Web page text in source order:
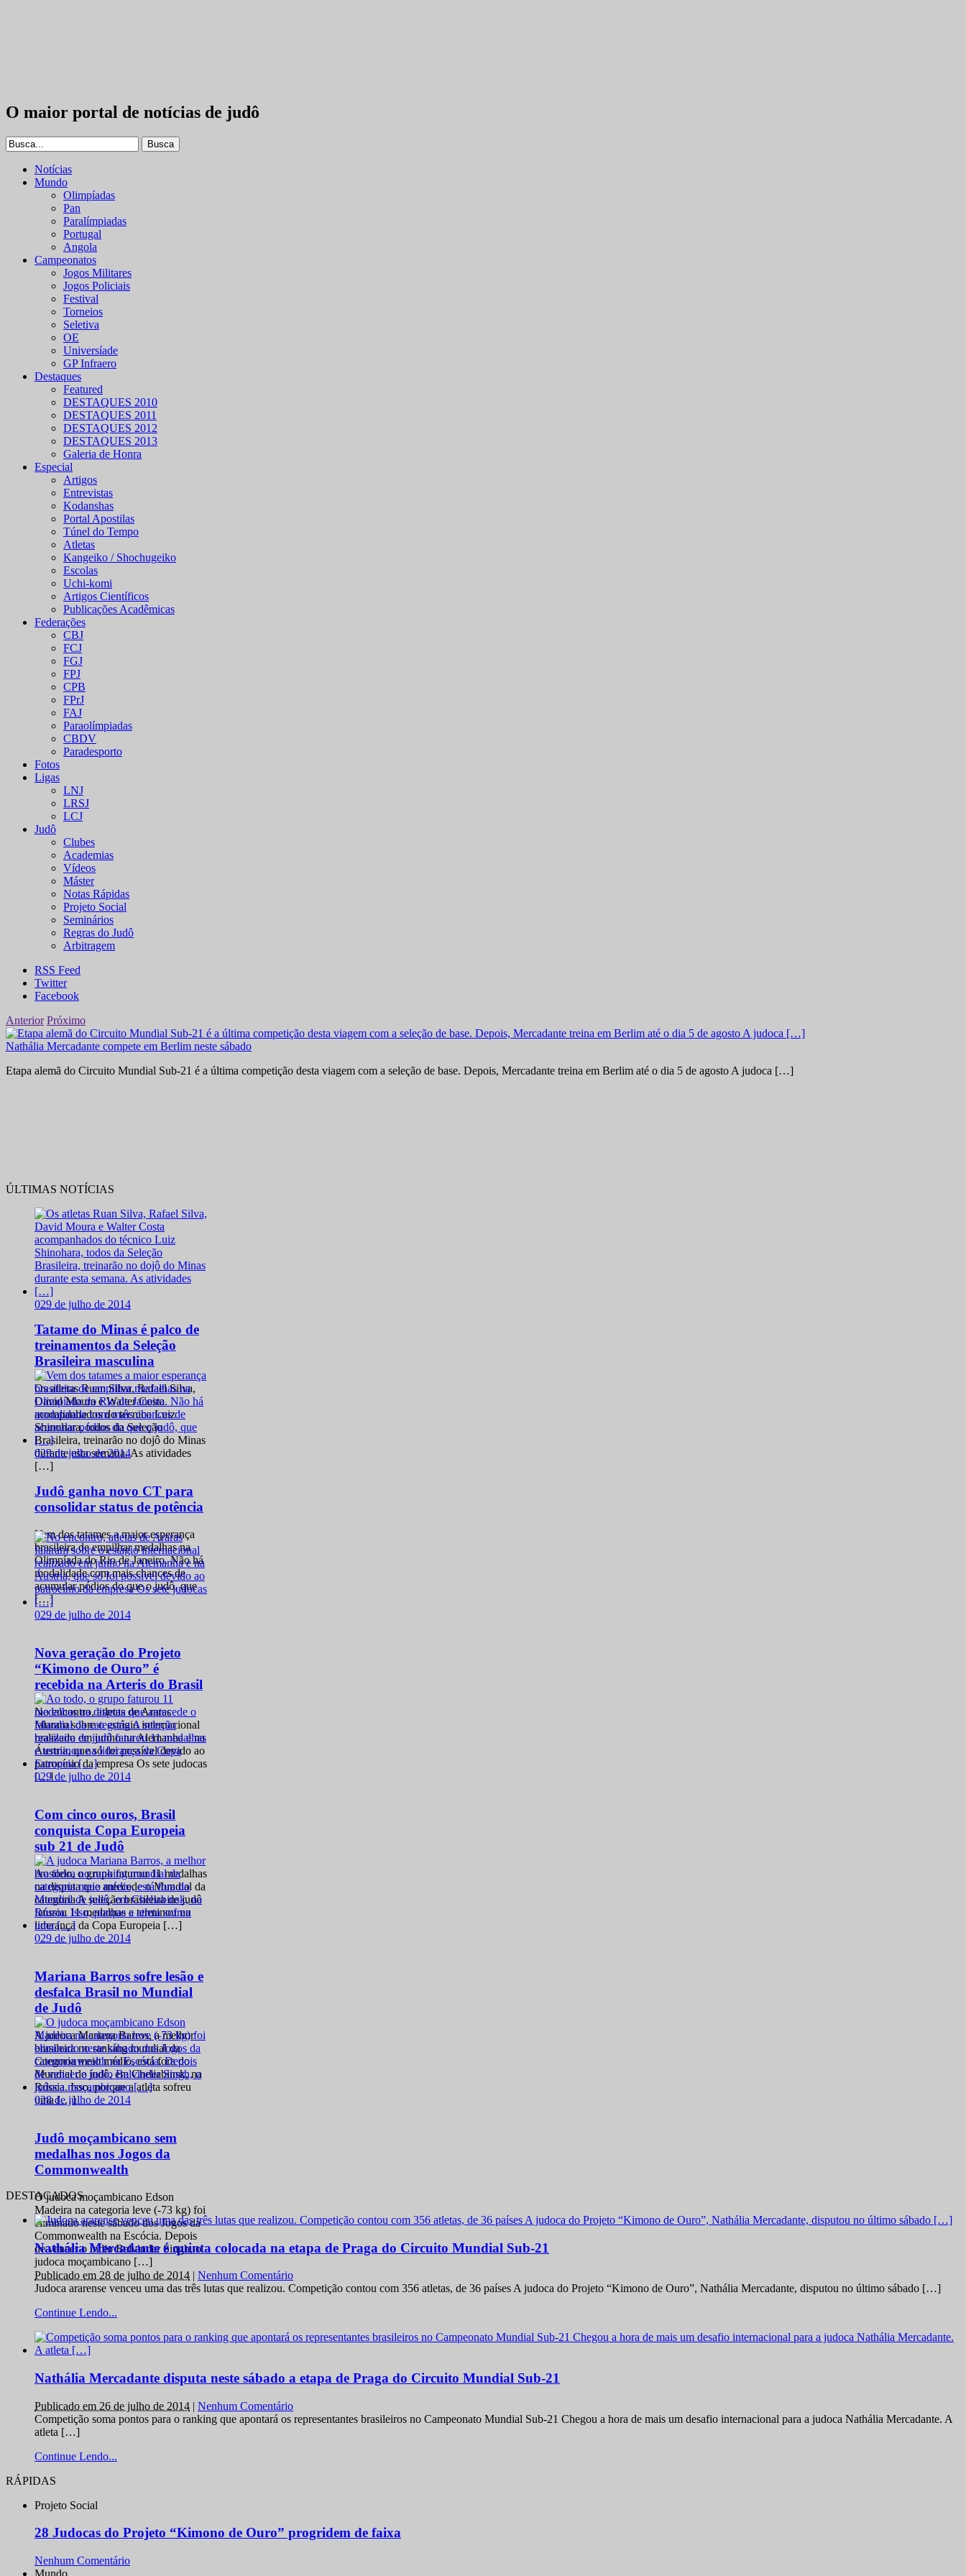
O maior portal de notícias de judô
Notícias
Mundo
Olimpíadas
Pan
Paralímpiadas
Portugal
Angola
Campeonatos
Jogos Militares
Jogos Policiais
Festival
Torneios
Seletiva
OE
Universíade
GP Infraero
Destaques
Featured
DESTAQUES 2010
DESTAQUES 2011
DESTAQUES 2012
DESTAQUES 2013
Galeria de Honra
Especial
Artigos
Entrevistas
Kodanshas
Portal Apostilas
Túnel do Tempo
Atletas
Kangeiko / Shochugeiko
Escolas
Uchi-komi
Artigos Científicos
Publicações Acadêmicas
Federações
CBJ
FCJ
FGJ
FPJ
CPB
FPrJ
FAJ
Paraolímpiadas
CBDV
Paradesporto
Fotos
Ligas
LNJ
LRSJ
LCJ
Judô
Clubes
Academias
Vídeos
Máster
Notas Rápidas
Projeto Social
Seminários
Regras do Judô
Arbitragem
RSS Feed
Twitter
Facebook
Anterior Próximo
Nathália Mercadante compete em Berlim neste sábado
Etapa alemã do Circuito Mundial Sub-21 é a última competição desta viagem com a seleção de base. Depois, Mercadante treina em Berlim até o dia 5 de agosto A judoca […]
ÚLTIMAS NOTÍCIAS
029 de julho de 2014
Tatame do Minas é palco de
treinamentos da Seleção
Brasileira masculina
Os atletas Ruan Silva, Rafael Silva,
David Moura e Walter Costa
acompanhados do técnico Luiz
Shinohara, todos da Seleção
Brasileira, treinarão no dojô do Minas
durante esta semana. As atividades
[…]
029 de julho de 2014
Judô ganha novo CT para
consolidar status de potência
Vem dos tatames a maior esperança
brasileira de empilhar medalhas na
Olimpíada do Rio de Janeiro. Não há
modalidade com mais chances de
acumular pódios do que o judô, que
[…]
029 de julho de 2014
Nova geração do Projeto
“Kimono de Ouro” é
recebida na Arteris do Brasil
No encontro, atletas de Araras
falaram sobre o estágio internacional
realizado em junho na Alemanha e na
Áustria, que só foi possível devido ao
patrocínio da empresa Os sete judocas
[…]
029 de julho de 2014
Com cinco ouros, Brasil
conquista Copa Europeia
sub 21 de Judô
Ao todo, o grupo faturou 11 medalhas
na disputa que antecede o Mundial da
categoria A seleção brasileira de judô
faturou 11 medalhas e terminou na
liderança da Copa Europeia […]
029 de julho de 2014
Mariana Barros sofre lesão e
desfalca Brasil no Mundial
de Judô
A judoca Mariana Barros, a melhor
brasileira no ranking mundial da
categoria meio médio, está fora do
Mundial de judô, em Cheliabinsk, na
Rússia. Isso, porque a atleta sofreu
uma […]
028 de julho de 2014
Judô moçambicano sem
medalhas nos Jogos da
Commonwealth
O judoca moçambicano Edson
Madeira na categoria leve (-73 kg) foi
eliminado neste sábado dos Jogos da
Commonwealth na Escócia. Depois
de vencer o índio Balvinder Singh, o
judoca moçambicano […]
DESTACADOS
Nathália Mercadante é quinta colocada na etapa de Praga do Circuito Mundial Sub-21
Publicado em 28 de julho de 2014 | Nenhum Comentário
Judoca ararense venceu uma das três lutas que realizou. Competição contou com 356 atletas, de 36 países A judoca do Projeto “Kimono de Ouro”, Nathália Mercadante, disputou no último sábado […]
Continue Lendo...
Nathália Mercadante disputa neste sábado a etapa de Praga do Circuito Mundial Sub-21
Publicado em 26 de julho de 2014 | Nenhum Comentário
Competição soma pontos para o ranking que apontará os representantes brasileiros no Campeonato Mundial Sub-21 Chegou a hora de mais um desafio internacional para a judoca Nathália Mercadante. A
atleta […]
Continue Lendo...
RÁPIDAS
Projeto Social
28 Judocas do Projeto “Kimono de Ouro” progridem de faixa
Nenhum Comentário
Mundo